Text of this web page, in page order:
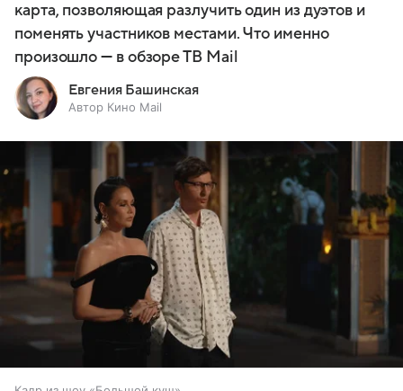
карта, позволяющая разлучить один из дуэтов и
поменять участников местами. Что именно
произошло — в обзоре ТВ Mail
Евгения Башинская
Автор Кино Mail